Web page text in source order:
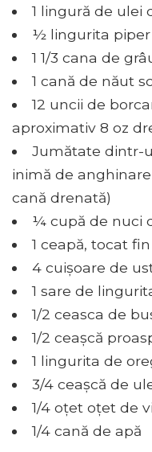
1 lingură de ulei
½ lingurita piper
1 1/3 cana de
1 cană de năut
12 uncii de
aproximativ 8 oz
Jumătate dintr-
inimă de
cană drenată)
¼ cupă de nuci
1 ceapă, tocat fin
4 cuișoare de
1 sare de
1/2 ceasca de
1/2 ceașcă
1 lingurita de
3/4 ceașcă de
1/4 oțet oțet de
1/4 cană de apă